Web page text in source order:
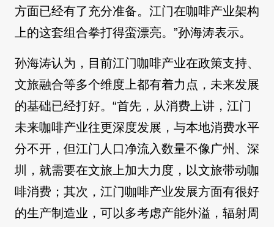
方面已经有了充分准备。江门在咖啡产业架构
上的这套组合拳打得蛮漂亮。”孙海涛表示。
孙海涛认为，目前江门咖啡产业在政策支持、
文旅融合等多个维度上都有着力点，未来发展
的基础已经打好。“首先，从消费上讲，江门
未来咖啡产业往更深度发展，与本地消费水平
分不开，但江门人口净流入数量不像广州、深
圳，就需要在文旅上加大力度，以文旅带动咖
啡消费；其次，江门咖啡产业发展方面有很好
的生产制造业，可以多考虑产能外溢，辐射周